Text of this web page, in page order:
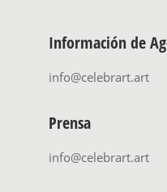
Información de
info@celebrart.art
Prensa
info@celebrart.art